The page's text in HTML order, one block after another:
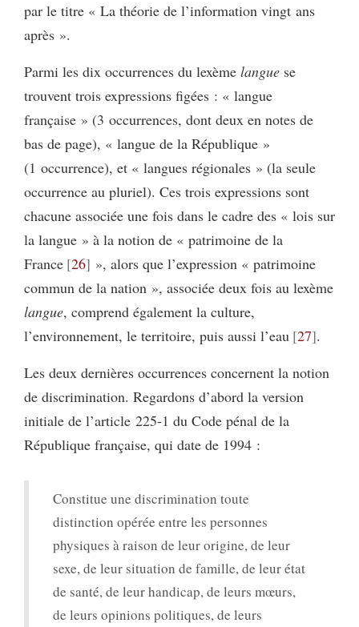
par le titre « La théorie de l’information vingt ans
après ».
Parmi les dix occurrences du lexème langue se
trouvent trois expressions figées : « langue
française » (3 occurrences, dont deux en notes de
bas de page), « langue de la République »
(1 occurrence), et « langues régionales » (la seule
occurrence au pluriel). Ces trois expressions sont
chacune associée une fois dans le cadre des « lois sur
la langue » à la notion de « patrimoine de la
France 26 », alors que l’expression « patrimoine
commun de la nation », associée deux fois au lexème
langue, comprend également la culture,
l’environnement, le territoire, puis aussi l’eau 27 .
Les deux dernières occurrences concernent la notion
de discrimination. Regardons d’abord la version
initiale de l’article 225-1 du Code pénal de la
République française, qui date de 1994 :
Constitue une discrimination toute
distinction opérée entre les personnes
physiques à raison de leur origine, de leur
sexe, de leur situation de famille, de leur état
de santé, de leur handicap, de leurs mœurs,
de leurs opinions politiques, de leurs